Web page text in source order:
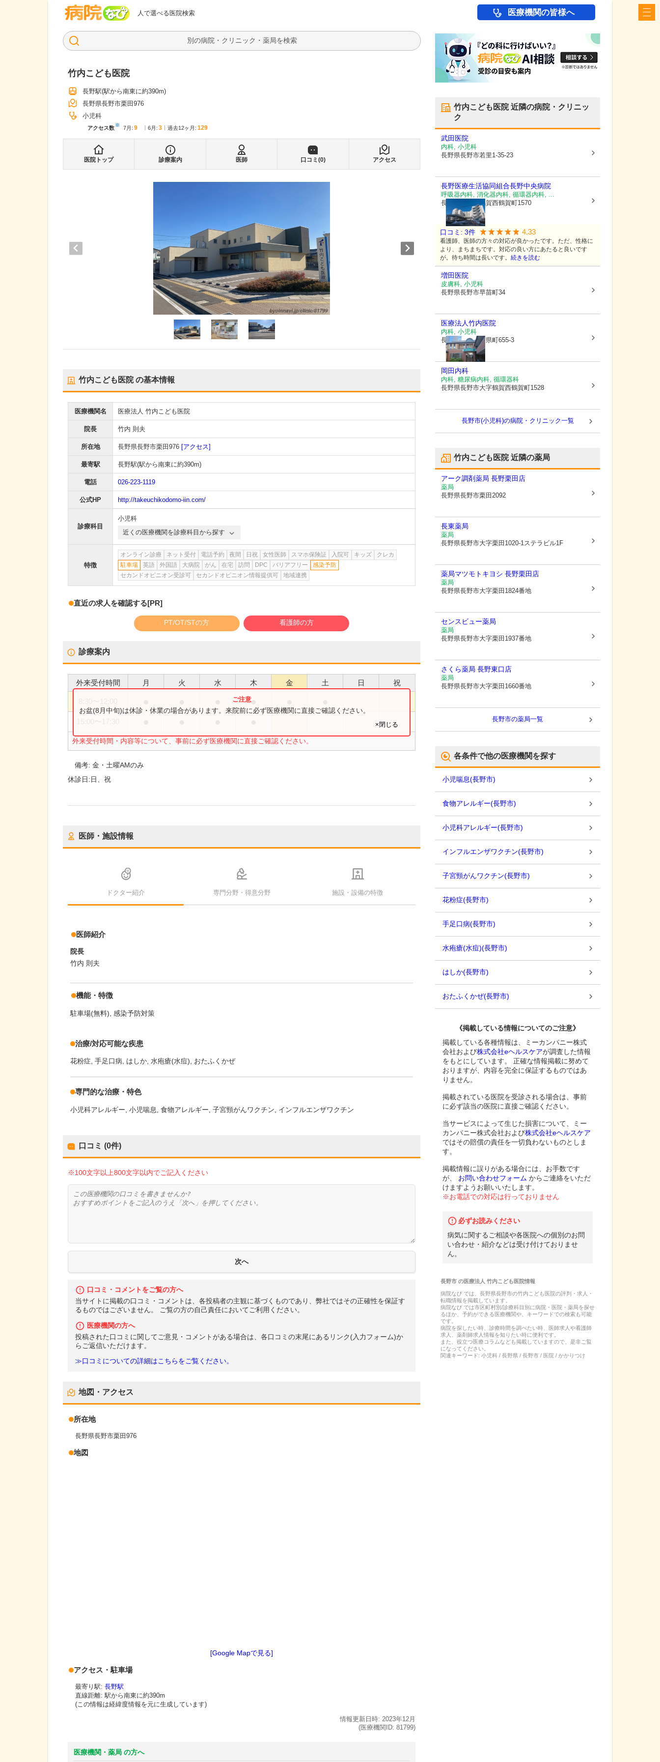
人で選べる医院検索
病院なび 医療機関の皆様へ
検索
竹内こども医院
長野駅(駅から南東に約390m)
長野県長野市栗田976
小児科
アクセス数※ 7月 : 9 6月 : 3 過去12ヶ月: 129
医院トップ 診療案内 医師 口コミ(0) アクセス
竹内こども医院の基本情報
医療機関名 医療法人 竹内こども医院
院長 竹内 則夫
所在地 長野県長野市栗田976 [アクセス]
最寄駅 長野駅(駅から南東に約390m)
電話 026-223-1119
公式HP http://takeuchikodomo-iin.com/
診療科目
小児科
近くの医療機関を診療科目から探す
特徴
オンライン診療 ネット受付 電話予約 夜間 日祝 女性医師 スマホ保険証 入院可 キッズ
クレカ
駐車場
英語 外国語 大病院 がん 在宅 訪問 DPC バリアフリー
感染予防
セカンドオピニオン受診可
セカンドオピニオン情報提供可 地域連携
直近の求人を確認する[PR]
PT/OT/STの方 看護師の方
診療案内
外来受付時間 月 火 水 木 金 土 日 祝
●
外来受付時間・内容等について、事前に必ず医療機関に直接ご確認ください。
お盆(8月中旬)は休診・休業の場合があります。来院前に必ず医療機関に直接ご確認ください。
×閉じる
備考:金・土曜AMのみ
休診日:日、祝
医師・施設情報
ドクター紹介 専門分野・得意分野 施設・設備の特徴
医師紹介
院長
竹内 則夫
機能・特徴
駐車場(無料) 感染予防対策
治療/対応可能な疾患
花粉症 手足口病 はしか 水疱瘡(水痘) おたふくかぜ
専門的な治療・特色
小児科アレルギー 小児喘息 食物アレルギー 子宮頸がんワクチン インフルエンザワクチン
口コミ (0件)
※100文字以上800文字以内でご記入ください
口コミ・コメントをご覧の方へ
当サイトに掲載の口コミ・コメントは、各投稿者の主観に基づくものであり、弊社ではその正確性を保証す
るものではございません。 ご覧の方の自己責任においてご利用ください。
医療機関の方へ
投稿された口コミに関してご意見・コメントがある場合は、各口コミの末尾にあるリンク(入力フォーム)か
らご返信いただけます。
≫口コミについての詳細はこちらをご覧ください。
地図・アクセス
所在地
長野県長野市栗田976
地図
[Google Mapで見る]
アクセス・駐車場
最寄り駅: 長野駅
直線距離: 駅から南東に約390m
(この情報は経緯度情報を元に生成しています)
情報更新日時: 2023年12月
(医療機関ID: 81799)
医療機関・薬局 の方へ
竹内こども医院近隣の病院・クリニッ
ク
武田医院
内科, 小児科
長野県長野市若里1-35-23
長野医療生活協同組合長野中央病院
呼吸器内科, 消化器内科, 循環器内科, ...
長野県長野市鶴賀西鶴賀町1570
口コミ: 3件 4.33
看護師、医師の方々の対応が良かったです。ただ、性格に
より、まちまちです。対応の良い方にあたると良いです
が。待ち時間は長いです。 続きを読む
増田医院
皮膚科, 小児科
長野県長野市早苗町34
医療法人竹内医院
内科, 小児科
長野県長野市 南県町655-3
岡田内科
内科, 糖尿病内科, 循環器科
長野県長野市大字鶴賀西鶴賀町1528
長野市(小児科)の病院・クリニック一覧
竹内こども医院近隣の薬局
アーク調剤薬局 長野栗田店
薬局
長野県長野市栗田2092
長東薬局
薬局
長野県長野市大字栗田1020-1ステラビル1F
薬局マツモトキヨシ 長野栗田店
薬局
長野県長野市大字栗田1824番地
センスビュー薬局
薬局
長野県長野市大字栗田1937番地
さくら薬局 長野東口店
薬局
長野県長野市大字栗田1660番地
長野市の薬局一覧
各条件で他の医療機関を探す
小児喘息(長野市)
食物アレルギー(長野市)
小児科アレルギー(長野市)
インフルエンザワクチン(長野市)
子宮頸がんワクチン(長野市)
花粉症(長野市)
手足口病(長野市)
水疱瘡(水痘)(長野市)
はしか(長野市)
おたふくかぜ(長野市)
《掲載している情報についてのご注意》
掲載している各種情報は、ミーカンパニー株式
会社および株式会社eヘルスケアが調査した情報
をもとにしています。 正確な情報掲載に努めて
おりますが、内容を完全に保証するものではあ
りません。
掲載されている医院を受診される場合は、事前
に必ず該当の医院に直接ご確認ください。
当サービスによって生じた損害について、ミー
カンパニー株式会社および株式会社eヘルスケア
ではその賠償の責任を一切負わないものとしま
す。
掲載情報に誤りがある場合には、お手数です
が、
お問い合わせフォーム からご連絡をいただ
けますようお願いいたします。
※お電話での対応は行っておりません
必ずお読みください
病気に関するご相談や各医院への個別のお問
い合わせ・紹介などは受け付けておりませ
ん。
長野市の医療法人 竹内こども医院情報
病院なび では、 長野県長野市の竹内こども医院の評判・求人・
転職情報を掲載しています。
病院なび では市区町村別/診療科目別に病院・医院・薬局を探せ
るほか、予約ができる医療機関や、キーワードでの検索も可能
です。
病院を探したい時、診療時間を調べたい時、医師求人や看護師
求人、薬剤師求人情報を知りたい時に便利です。
また、役立つ医療コラムなども掲載していますので、是非ご覧
になってください。
関連キーワード: 小児科 / 長野県 / 長野市 / 医院 / かかりつけ